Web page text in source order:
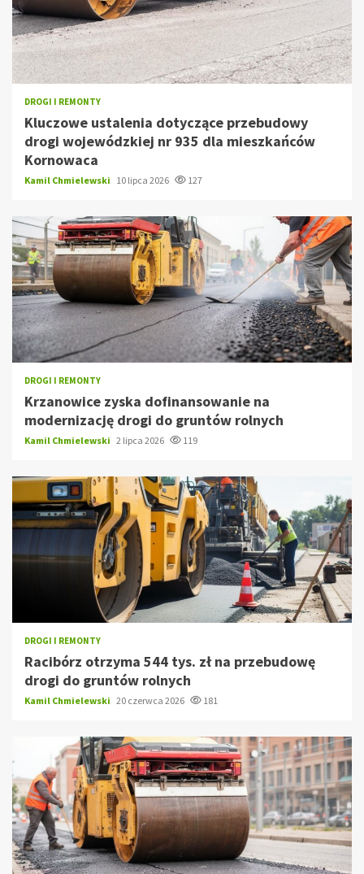
DROGI I REMONTY
Kluczowe ustalenia dotyczące przebudowy
drogi wojewódzkiej nr 935 dla mieszkańców
Kornowaca
Kamil Chmielewski 10 lipca 2026 127
DROGI I REMONTY
Krzanowice zyska dofinansowanie na
modernizację drogi do gruntów rolnych
Kamil Chmielewski 2 lipca 2026 119
DROGI I REMONTY
Racibórz otrzyma 544 tys. zł na przebudowę
drogi do gruntów rolnych
Kamil Chmielewski 20 czerwca 2026 181